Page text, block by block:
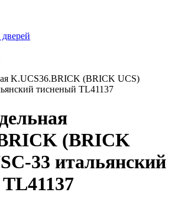
K.UCS36.BRICK (BRICK UCS)
тисненый TL41137
(BRICK
33 итальянский